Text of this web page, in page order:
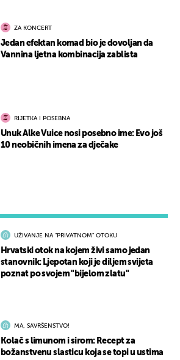
UŽIVANJE NA "PRIVATNOM" OTOKU
Hrvatski otok na kojem živi samo jedan
stanovnik: Ljepotan koji je diljem svijeta
poznat po svojem "bijelom zlatu"
MA, SAVRŠENSTVO!
Kolač s limunom i sirom: Recept za
božanstvenu slasticu koja se topi u ustima
ZA KONCERT
Jedan efektan komad bio je dovoljan da
Vannina ljetna kombinacija zablista
RIJETKA I POSEBNA
Unuk Alke Vuice nosi posebno ime: Evo još
10 neobičnih imena za dječake